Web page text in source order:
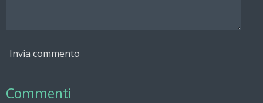
Invia commento
Commenti